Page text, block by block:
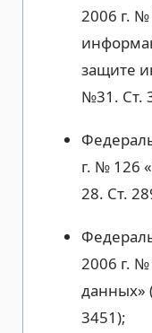
2006 г.
защите
№31. Ст.
г. № 126
28. Ст.
2006 г.
данных»
3451);